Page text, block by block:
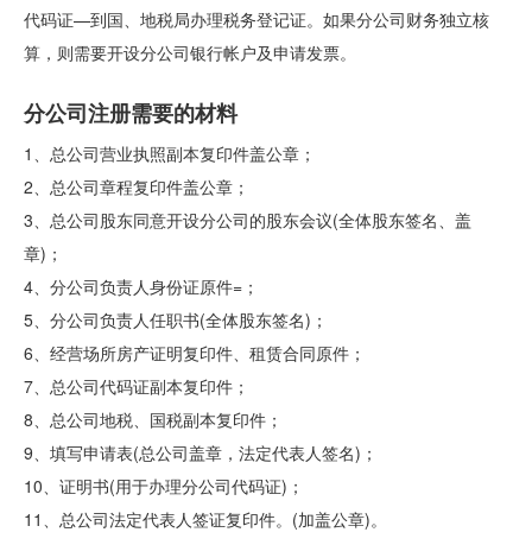
代码证—到国、地税局办理税务登记证。如果分公司财务独立核
算，则需要开设分公司银行帐户及申请发票。
分公司注册需要的材料
1、总公司营业执照副本复印件盖公章；
2、总公司章程复印件盖公章；
3、总公司股东同意开设分公司的股东会议(全体股东签名、盖
章)；
4、分公司负责人身份证原件=；
5、分公司负责人任职书(全体股东签名)；
6、经营场所房产证明复印件、租赁合同原件；
7、总公司代码证副本复印件；
8、总公司地税、国税副本复印件；
9、填写申请表(总公司盖章，法定代表人签名)；
10、证明书(用于办理分公司代码证)；
11、总公司法定代表人签证复印件。(加盖公章)。